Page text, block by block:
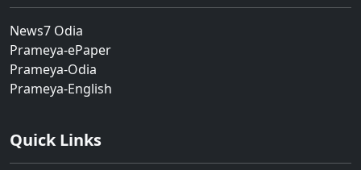
News7 Odia
Prameya-ePaper
Prameya-Odia
Prameya-English
Quick Links